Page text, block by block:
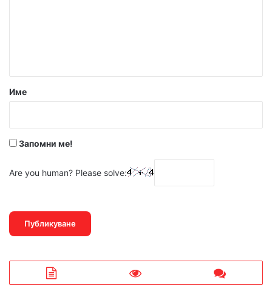
р
Име
Запомни ме!
Are you human? Please solve: